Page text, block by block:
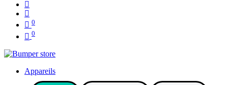
0
0
Appareils